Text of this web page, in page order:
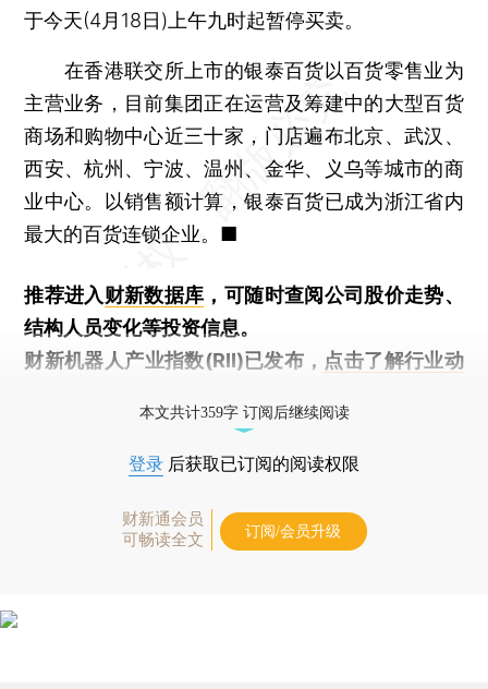
于今天(4月18日)上午九时起暂停买卖。
在香港联交所上市的银泰百货以百货零售业为
主营业务，目前集团正在运营及筹建中的大型百货
商场和购物中心近三十家，门店遍布北京、武汉、
西安、杭州、宁波、温州、金华、义乌等城市的商
业中心。以销售额计算，银泰百货已成为浙江省内
最大的百货连锁企业。■
推荐进入财新数据库 ，可随时查阅公司股价走势、
结构人员变化等投资信息。
财新机器人产业指数(RII)已发布， 点击了解行业动
本文共计359字 订阅后继续阅读
登录 后获取已订阅的阅读权限
财新通会员
可畅读全文
订阅/会员升级